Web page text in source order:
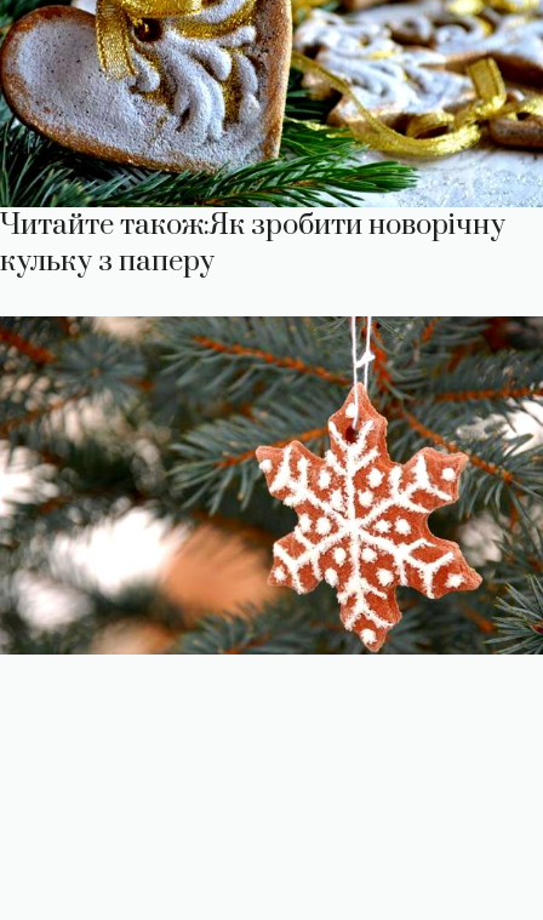
Читайте також:Як зробити новорічну
кульку з паперу